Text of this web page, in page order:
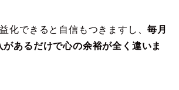
化できると自信もつきますし、毎月
あるだけで心の余裕が全く違いま